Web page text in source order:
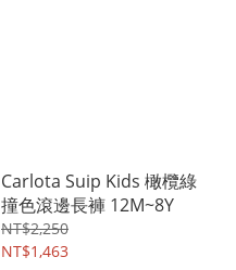
Carlota Suip Kids 橄欖綠
撞色滾邊長褲 12M~8Y
NT$2,250
NT$1,463